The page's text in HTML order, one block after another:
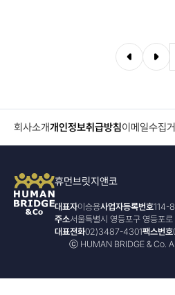
회사소개개인정보취급방침이메일수집
휴먼브릿지앤코
대표자이승용사업자등록번호114-
주소서울특별시 영등포구 영등포
대표전화02)3487-4301팩스번호
ⓒ HUMAN BRIDGE & Co.